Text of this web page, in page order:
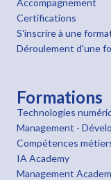
Accompagnement
Certifications
S'inscrire à une
Déroulement d'une
Formations
Technologies
Management -
Compétences
IA Academy
Management